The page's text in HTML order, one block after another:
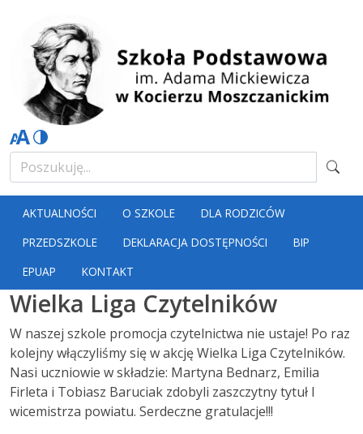
AKTUALNOŚCI O SZKOLE
DLA RODZICÓW
PRZEDSZKOLE
DEKLARACJA DOSTĘPNOŚCI
BIP
EPUAP
KONTAKT
Wielka Liga Czytelników
W naszej szkole promocja czytelnictwa nie ustaje! Po raz
kolejny włączyliśmy się w akcję Wielka Liga Czytelników.
Nasi uczniowie w składzie: Martyna Bednarz, Emilia
Firleta i Tobiasz Baruciak zdobyli zaszczytny tytuł I
wicemistrza powiatu. Serdeczne gratulacje!!!